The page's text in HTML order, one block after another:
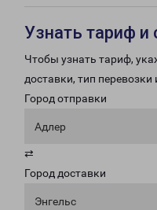
Узнать тариф и
Чтобы узнать тариф,
доставки, тип перевозки
Город отправки
Адлер
⇄
Город доставки
Энгельс